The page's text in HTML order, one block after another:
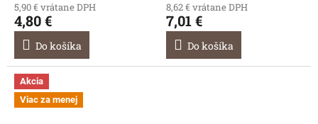
5,90 € vrátane DPH
4,80 €
Do košíka
8,62 € vrátane DPH
7,01 €
Do košíka
Akcia
Viac za menej